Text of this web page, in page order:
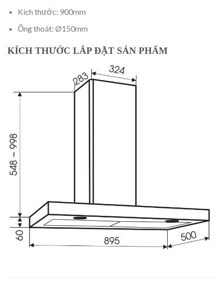
Kích thước: 900mm
Ống thoát: Ø150mm
KÍCH THƯỚC LẮP ĐẶT SẢN PHẨM